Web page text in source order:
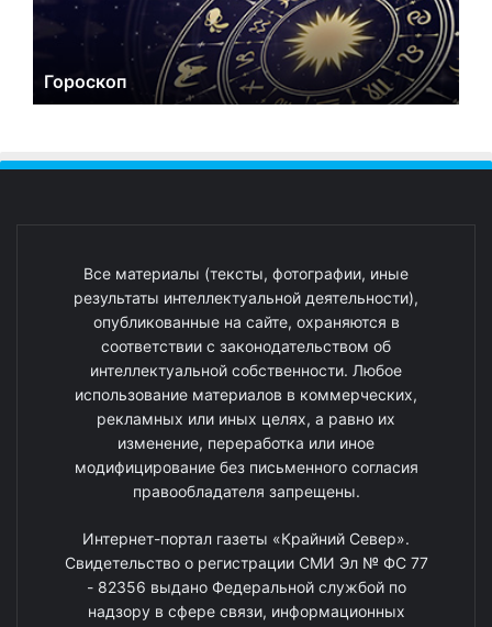
Гороскоп
Все материалы (тексты, фотографии, иные
результаты интеллектуальной деятельности),
опубликованные на сайте, охраняются в
соответствии с законодательством об
интеллектуальной собственности. Любое
использование материалов в коммерческих,
рекламных или иных целях, а равно их
изменение, переработка или иное
модифицирование без письменного согласия
правообладателя запрещены.
Интернет-портал газеты «Крайний Север».
Свидетельство о регистрации СМИ Эл № ФС 77
- 82356 выдано Федеральной службой по
надзору в сфере связи, информационных